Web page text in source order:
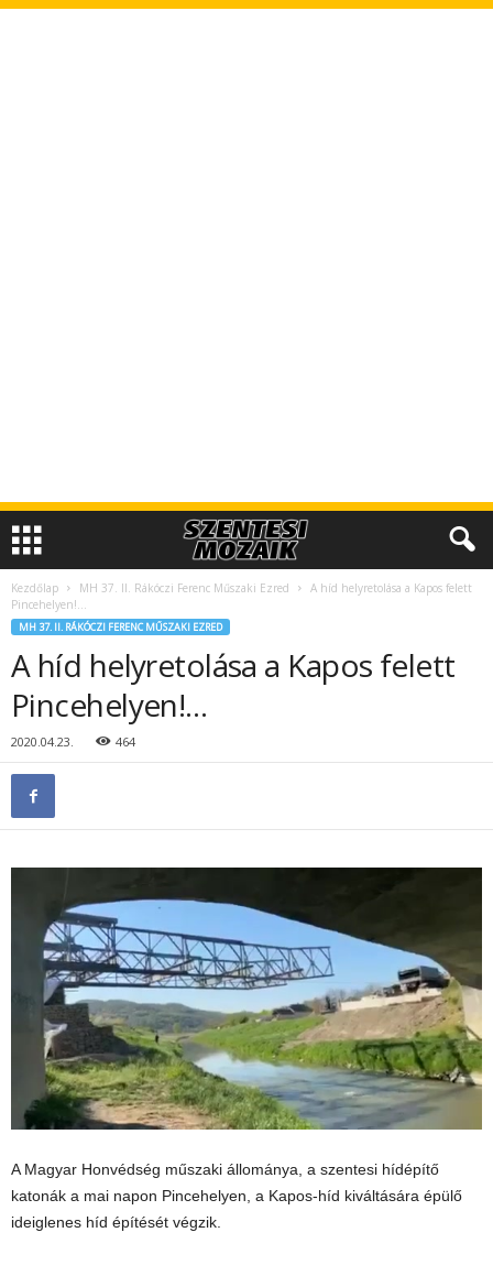
Kezdőlap MH 37. II. Rákóczi Ferenc Műszaki Ezred
A híd helyretolása a Kapos felett
Pincehelyen!…
MH 37. II. RÁKÓCZI FERENC MŰSZAKI EZRED
A híd helyretolása a Kapos felett
Pincehelyen!…
2020.04.23. 464
A Magyar Honvédség műszaki állománya, a szentesi hídépítő
katonák a mai napon Pincehelyen, a Kapos-híd kiváltására épülő
ideiglenes híd építését végzik.